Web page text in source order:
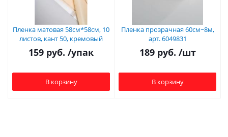
Пленка матовая 58см*58см, 10
листов, кант 50, кремовый
159 руб. /упак
В корзину
Пленка прозрачная 60см~8м,
арт. 6049831
189руб. /шт
В корзину